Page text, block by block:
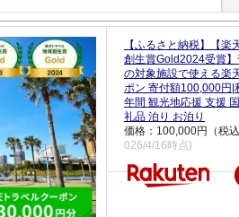
【ふるさと納税】【楽
創生賞Gold2024受賞
の対象施設で使える楽
ポン 寄付額100,000円|
年間 観光地応援 支援
礼品 泊り お泊り
価格：100,000円（税
026/4/16時点)